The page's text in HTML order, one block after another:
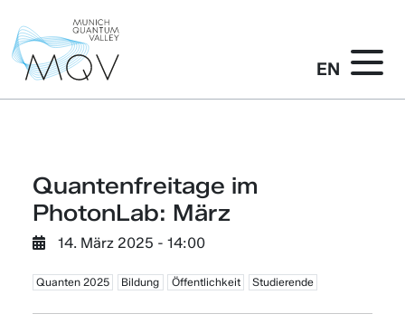
EN
Quantenfreitage im
PhotonLab: März
14. März 2025 - 14:00
Quanten 2025 Bildung Öffentlichkeit Studierende